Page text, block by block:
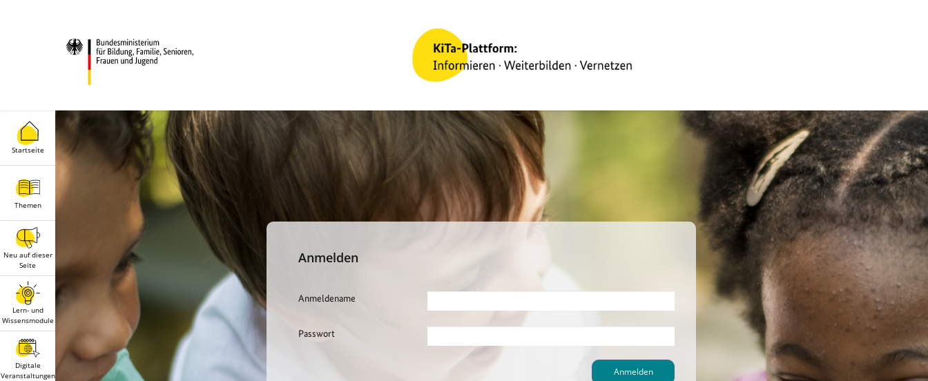
Startseite
Themen
Neu auf dieser
Seite
Lern- und
Wissensmodule
Digitale
Veranstaltungen
Anmelden
Anmeldename
Passwort
Anmelden